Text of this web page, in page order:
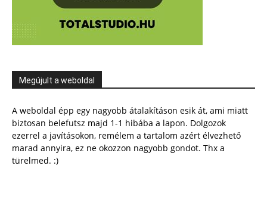
Megújult a weboldal
A weboldal épp egy nagyobb átalakításon esik át, ami miatt
biztosan belefutsz majd 1-1 hibába a lapon. Dolgozok
ezerrel a javításokon, remélem a tartalom azért élvezhető
marad annyira, ez ne okozzon nagyobb gondot. Thx a
türelmed. :)